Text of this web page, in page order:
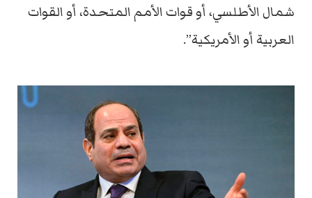
شمال الأطلسي، أو قوات الأمم المتحدة، أو القوات
العربية أو الأمريكية”.